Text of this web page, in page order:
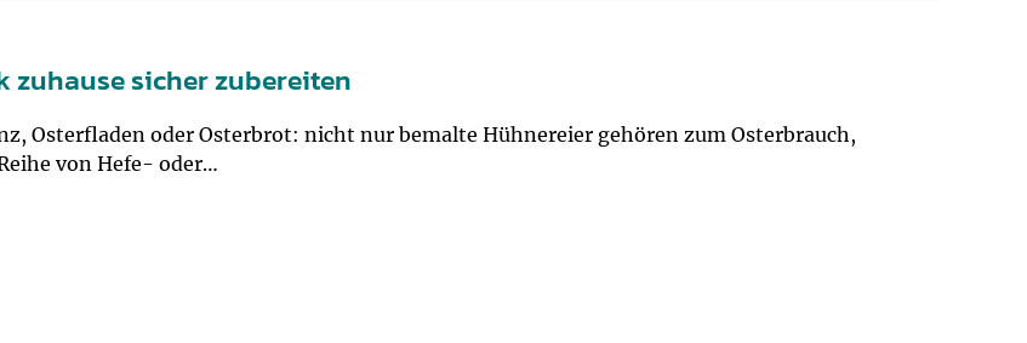
zuhause sicher zubereiten
Osterfladen oder Osterbrot: nicht nur bemalte Hühnereier gehören zum Osterbrauch,
von Hefe- oder…